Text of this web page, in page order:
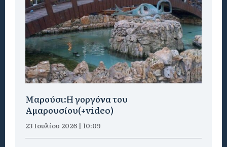
Μαρούσι:H γοργόνα του
Αμαρουσίου(+video)
23 Ιουλίου 2026 | 10:09